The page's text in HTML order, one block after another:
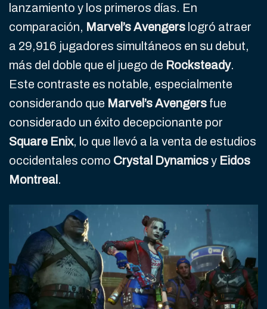
lanzamiento y los primeros días. En
comparación, Marvel’s Avengers logró atraer
a 29,916 jugadores simultáneos en su debut,
más del doble que el juego de Rocksteady.
Este contraste es notable, especialmente
considerando que Marvel’s Avengers fue
considerado un éxito decepcionante por
Square Enix, lo que llevó a la venta de estudios
occidentales como Crystal Dynamicsy Eidos
Montreal.